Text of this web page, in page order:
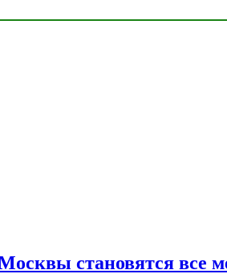
становятся все